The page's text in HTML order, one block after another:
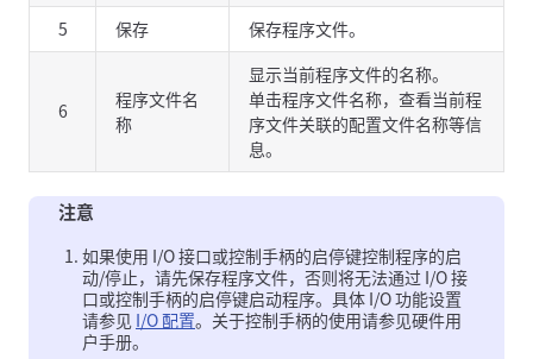
5
保存 保存程序文件。
6
程序文件名
称
显示当前程序文件的名称。
单击程序文件名称，查看当前程
序文件关联的配置文件名称等信
息。
注意
如果使用 I/O 接口或控制手柄的启停键控制程序的启
动/停止，请先保存程序文件，否则将无法通过 I/O 接
口或控制手柄的启停键启动程序。具体 I/O 功能设置
请参见 I/O 配置。关于控制手柄的使用请参见硬件用
户手册。